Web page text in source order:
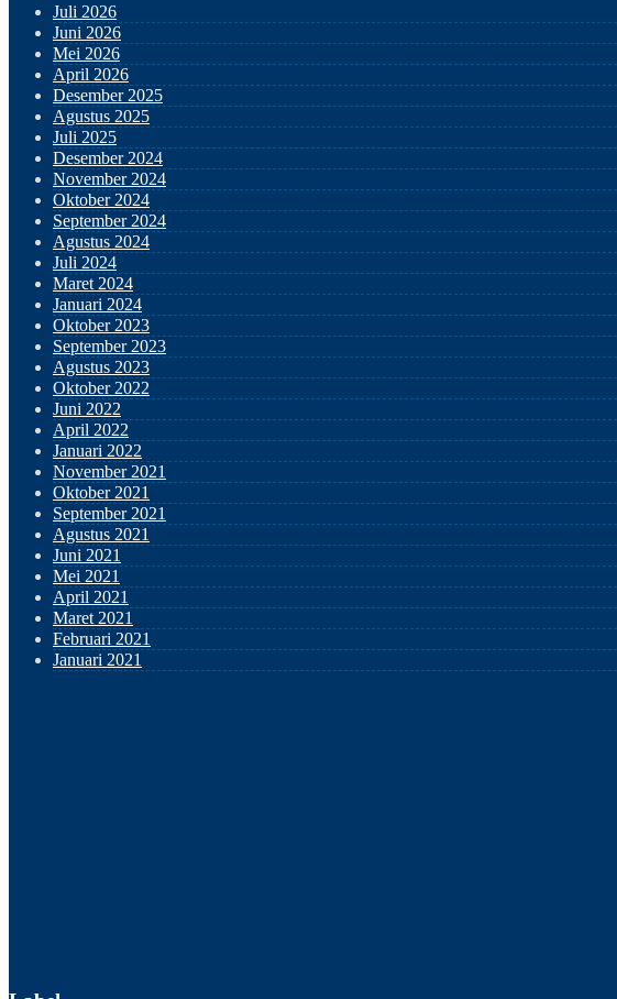
Juli 2026
Juni 2026
Mei 2026
April 2026
Desember 2025
Agustus 2025
Juli 2025
Desember 2024
November 2024
Oktober 2024
September 2024
Agustus 2024
Juli 2024
Maret 2024
Januari 2024
Oktober 2023
September 2023
Agustus 2023
Oktober 2022
Juni 2022
April 2022
Januari 2022
November 2021
Oktober 2021
September 2021
Agustus 2021
Juni 2021
Mei 2021
April 2021
Maret 2021
Februari 2021
Januari 2021